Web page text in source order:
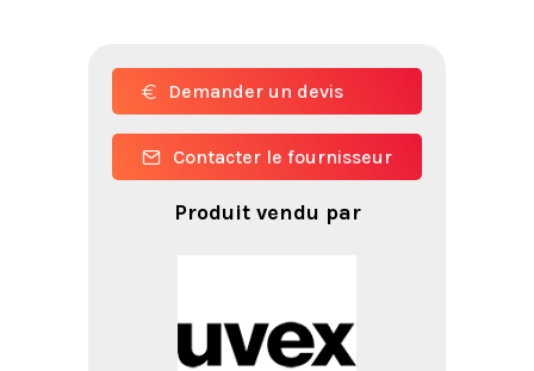
Demander un devis
Contacter le fournisseur
Produit vendu par